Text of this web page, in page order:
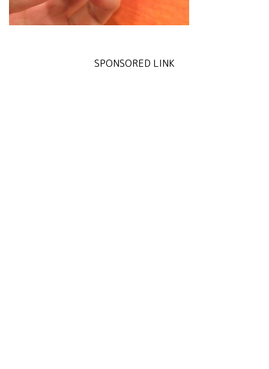
SPONSORED LINK